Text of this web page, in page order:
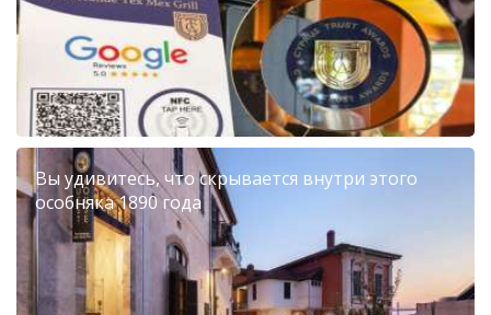
Вы удивитесь, что скрывается внутри этого
особняка 1890 года